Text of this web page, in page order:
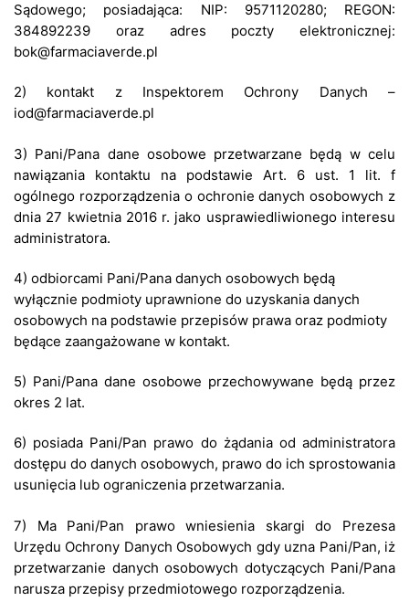
Sądowego; posiadająca: NIP: 9571120280; REGON:
384892239 oraz adres poczty elektronicznej:
bok@farmaciaverde.pl
2) kontakt z Inspektorem Ochrony Danych –
iod@farmaciaverde.pl
3) Pani/Pana dane osobowe przetwarzane będą w celu
nawiązania kontaktu na podstawie Art. 6 ust. 1 lit. f
ogólnego rozporządzenia o ochronie danych osobowych z
dnia 27 kwietnia 2016 r. jako usprawiedliwionego interesu
administratora.
4) odbiorcami Pani/Pana danych osobowych będą
wyłącznie podmioty uprawnione do uzyskania danych
osobowych na podstawie przepisów prawa oraz podmioty
będące zaangażowane w kontakt.
5) Pani/Pana dane osobowe przechowywane będą przez
okres 2 lat.
6) posiada Pani/Pan prawo do żądania od administratora
dostępu do danych osobowych, prawo do ich sprostowania
usunięcia lub ograniczenia przetwarzania.
7) Ma Pani/Pan prawo wniesienia skargi do Prezesa
Urzędu Ochrony Danych Osobowych gdy uzna Pani/Pan, iż
przetwarzanie danych osobowych dotyczących Pani/Pana
narusza przepisy przedmiotowego rozporządzenia.